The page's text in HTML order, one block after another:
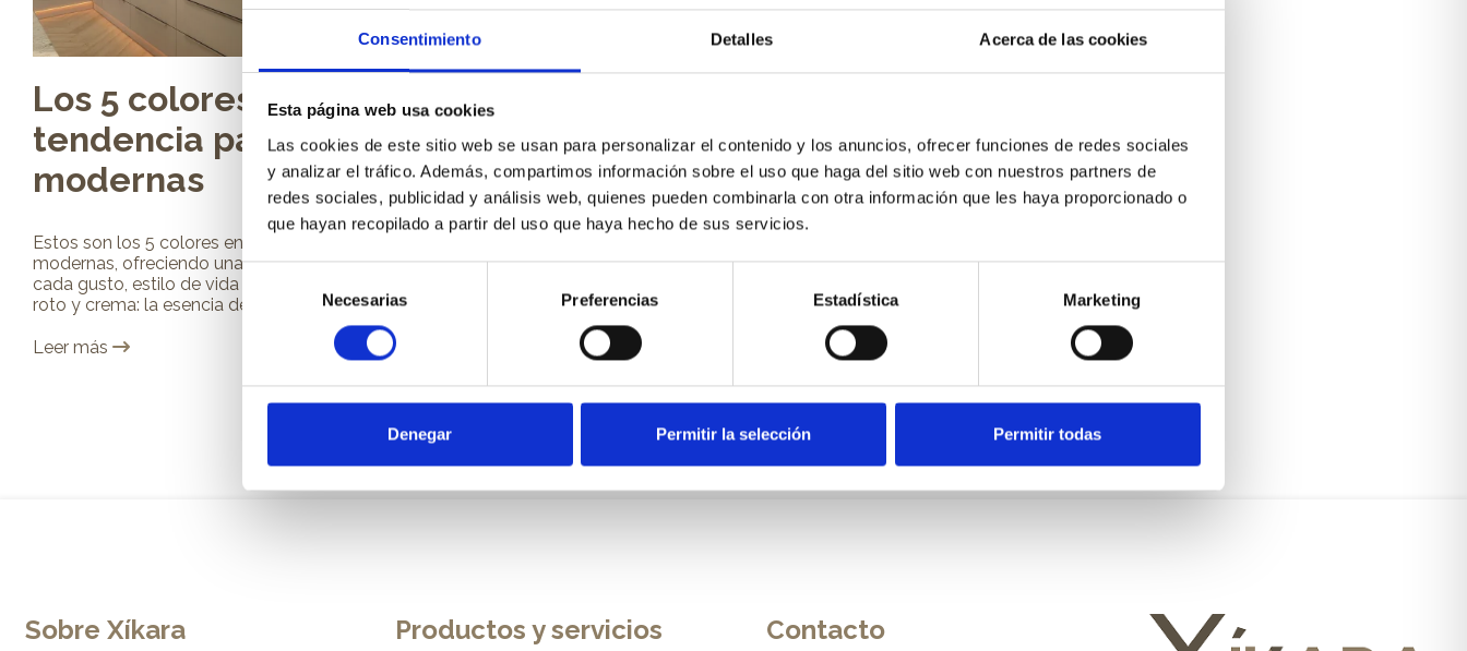
Consentimiento Detalles Acerca de las cookies
Esta página web usa cookies
Las cookies de este sitio web se usan para personalizar el contenido y los anuncios, ofrecer funciones de redes sociales
y analizar el tráfico. Además, compartimos información sobre el uso que haga del sitio web con nuestros partners de
redes sociales, publicidad y análisis web, quienes pueden combinarla con otra información que les haya proporcionado o
que hayan recopilado a partir del uso que haya hecho de sus servicios.
Selección
de
consentimiento
Necesarias Preferencias Estadística Marketing
Denegar Permitir la selección Permitir todas
Los 5 colores en
tendencia para cocinas
modernas
Estos son los 5 colores en tendencia para cocinas
modernas, ofreciendo una paleta de soluciones para
cada gusto, estilo de vida y necesidad espacial. Blanco
roto y crema: la esencia de la elegancia...
Leer más
Sobre Xíkara Productos y servicios Contacto